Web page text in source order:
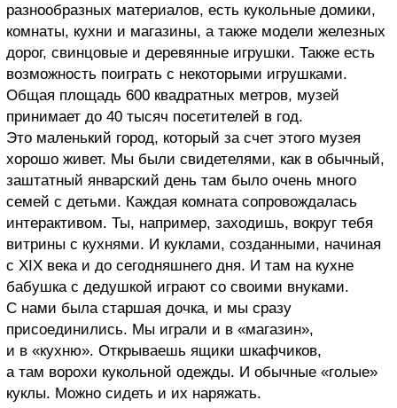
разнообразных материалов, есть кукольные домики,
комнаты, кухни и магазины, а также модели железных
дорог, свинцовые и деревянные игрушки. Также есть
возможность поиграть с некоторыми игрушками.
Общая площадь 600 квадратных метров, музей
принимает до 40 тысяч посетителей в год.
Это маленький город, который за счет этого музея
хорошо живет. Мы были свидетелями, как в обычный,
заштатный январский день там было очень много
семей с детьми. Каждая комната сопровождалась
интерактивом. Ты, например, заходишь, вокруг тебя
витрины с кухнями. И куклами, созданными, начиная
с XIX века и до сегодняшнего дня. И там на кухне
бабушка с дедушкой играют со своими внуками.
С нами была старшая дочка, и мы сразу
присоединились. Мы играли и в «магазин»,
и в «кухню». Открываешь ящики шкафчиков,
а там ворохи кукольной одежды. И обычные «голые»
куклы. Можно сидеть и их наряжать.